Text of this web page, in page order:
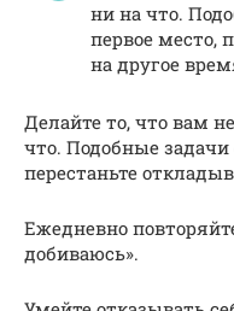
ни на что.
первое место,
на другое
Делайте то, что вам
что. Подобные задачи
перестаньте
Ежедневно
добиваюсь».